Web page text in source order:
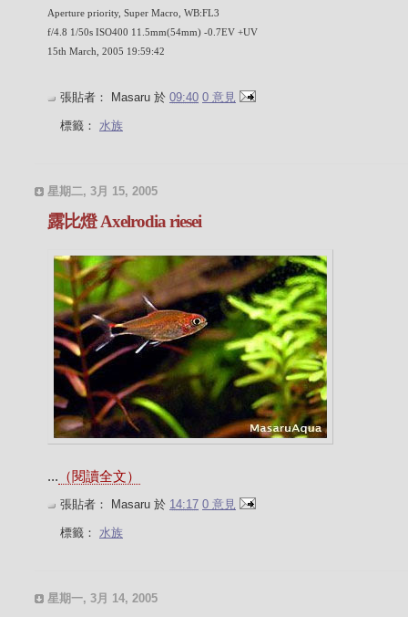
Aperture priority, Super Macro, WB:FL3
f/4.8 1/50s ISO400 11.5mm(54mm) -0.7EV +UV
15th March, 2005 19:59:42
張貼者： Masaru 於 09:40 0 意見
標籤： 水族
星期二, 3月 15, 2005
露比燈 Axelrodia riesei
... （閱讀全文）
張貼者： Masaru 於 14:17 0 意見
標籤： 水族
星期一, 3月 14, 2005